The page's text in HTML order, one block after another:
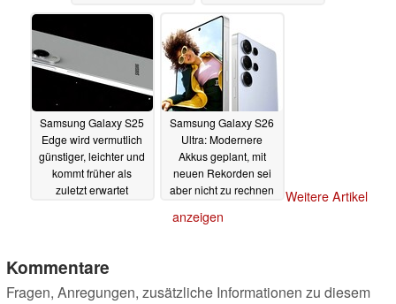
Leica-Kamera15.02.2025
Samsung Galaxy S25
Edge wird vermutlich
günstiger, leichter und
kommt früher als
zuletzt erwartet
Samsung Galaxy S26
Ultra: Modernere
Akkus geplant, mit
neuen Rekorden sei
aber nicht zu rechnen
Weitere Artikel
anzeigen
Kommentare
Fragen, Anregungen, zusätzliche Informationen zu diesem